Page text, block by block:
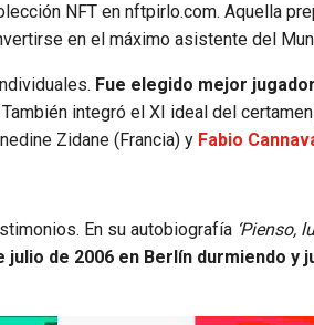
NFT en nftpirlo.com. Aquella
en el máximo asistente del
Fue elegido mejor
También integró el XI ideal del
Zidane (Francia) y Fabio
En su autobiografía ‘Pienso,
julio de 2006 en Berlín durmiendo y